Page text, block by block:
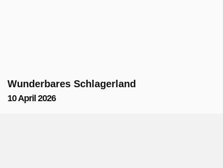
Wunderbares Schlagerland
10 April 2026